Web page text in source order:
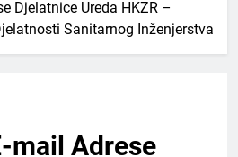
Djelatnice Ureda HKZR –
Sanitarnog Inženjerstva
mail Adrese